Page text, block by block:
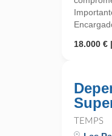
18.000 €
TEMPS